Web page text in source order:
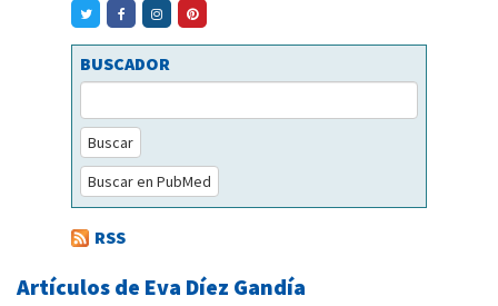
BUSCADOR
Buscar
Buscar en PubMed
RSS
Artículos de Eva Díez Gandía